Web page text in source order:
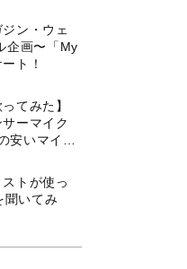
ン・ウェ
企画〜「My
ト！
てみた】
ーマイク
安いマイク
ストが使っ
聞いてみ